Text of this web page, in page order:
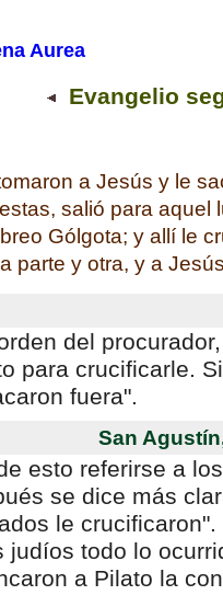
Aurea
Evangelio
a Jesús y le
salió para aquel
Gólgota; y allí le
parte y otra, y a
del
para crucificarle.
fuera".
San
esto referirse a
se dice más
le
judíos todo lo
a Pilato la